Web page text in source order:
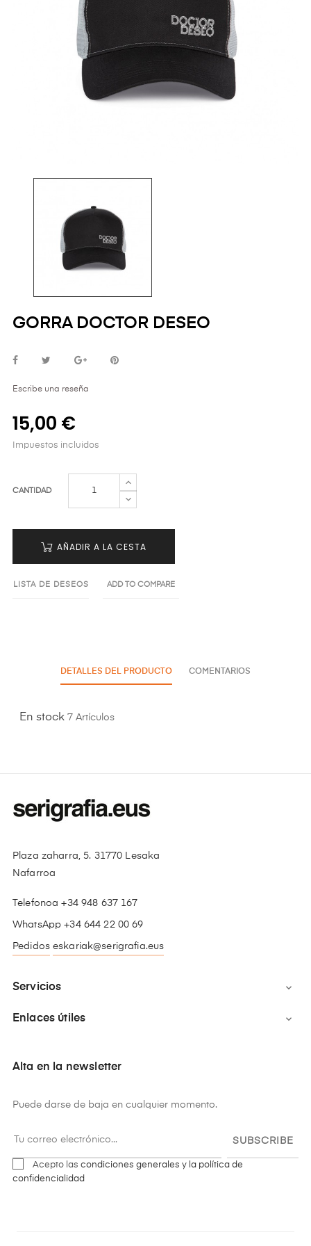
GORRA DOCTOR DESEO
Escribe una reseña
15,00 €
Impuestos incluidos
CANTIDAD
AÑADIR A LA CESTA
LISTA DE DESEOS ADD TO COMPARE
DETALLES DEL PRODUCTO COMENTARIOS
En stock 7 Artículos
Plaza zaharra, 5. 31770 Lesaka
Nafarroa
Telefonoa +34 948 637 167
WhatsApp +34 644 22 00 69
Pedidos eskariak@serigrafia.eus
Servicios 
Enlaces útiles 
Alta en la newsletter
Puede darse de baja en cualquier momento.
SUBSCRIBE
Acepto las condiciones generales y la política de
confidencialidad